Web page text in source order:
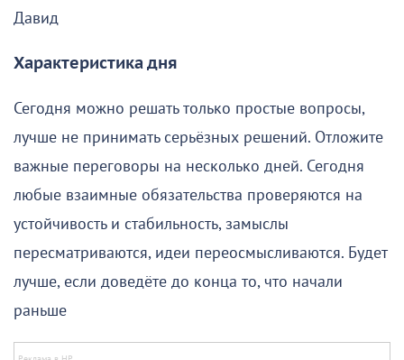
Давид
Характеристика дня
Сегодня можно решать только простые вопросы,
лучше не принимать серьёзных решений. Отложите
важные переговоры на несколько дней. Сегодня
любые взаимные обязательства проверяются на
устойчивость и стабильность, замыслы
пересматриваются, идеи переосмысливаются. Будет
лучше, если доведёте до конца то, что начали
раньше